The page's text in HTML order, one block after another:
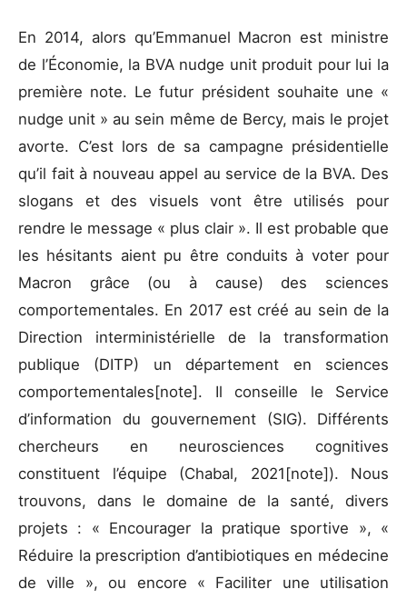
En 2014, alors qu’Emmanuel Macron est ministre
de l’Économie, la BVA nudge unit produit pour lui la
première note. Le futur président souhaite une «
nudge unit » au sein même de Bercy, mais le projet
avorte. C’est lors de sa campagne présidentielle
qu’il fait à nouveau appel au service de la BVA. Des
slogans et des visuels vont être utilisés pour
rendre le message « plus clair ». Il est probable que
les hésitants aient pu être conduits à voter pour
Macron grâce (ou à cause) des sciences
comportementales. En 2017 est créé au sein de la
Direction interministérielle de la transformation
publique (DITP) un département en sciences
comportementales[note]. Il conseille le Service
d’information du gouvernement (SIG). Différents
chercheurs en neurosciences cognitives
constituent l’équipe (Chabal, 2021[note]). Nous
trouvons, dans le domaine de la santé, divers
projets : « Encourager la pratique sportive », «
Réduire la prescription d’antibiotiques en médecine
de ville », ou encore « Faciliter une utilisation